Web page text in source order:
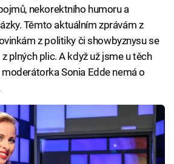
nekorektního humoru a
Těmto aktuálním zprávám z
z politiky či showbyznysu se
plných plic. A když už jsme u těch
Sonia Edde nemá o